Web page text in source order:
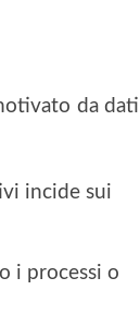
da dati
incide sui
i processi o